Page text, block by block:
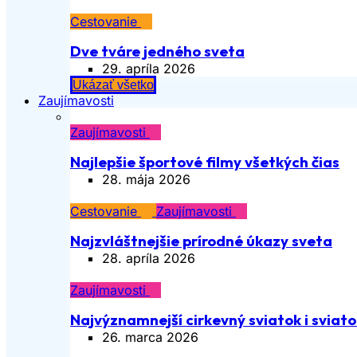
Cestovanie
Dve tváre jedného sveta
29. apríla 2026
Ukázať všetko
Zaujímavosti
Zaujímavosti
Najlepšie športové filmy všetkých čias
28. mája 2026
Cestovanie
Zaujímavosti
Najzvláštnejšie prírodné úkazy sveta
28. apríla 2026
Zaujímavosti
Najvýznamnejší cirkevný sviatok i
26. marca 2026